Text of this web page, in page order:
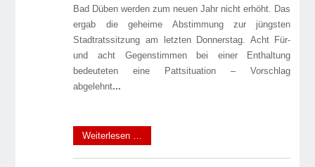
Bad Düben werden zum neuen Jahr nicht erhöht. Das
ergab die geheime Abstimmung zur jüngsten
Stadtratssitzung am letzten Donnerstag. Acht Für-
und acht Gegenstimmen bei einer Enthaltung
bedeuteten eine Pattsituation – Vorschlag
abgelehnt...
Weiterlesen …